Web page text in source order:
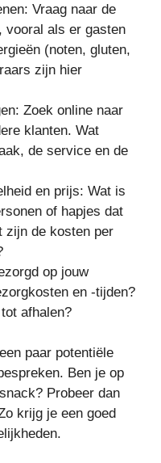
Vraag naar de
vooral als er gasten
(noten, gluten,
zijn hier
Zoek online naar
klanten. Wat
de service en de
en prijs: Wat is
of hapjes dat
zijn de kosten per
op jouw
en -tijden?
afhalen?
paar potentiële
Ben je op
Probeer dan
krijg je een goed